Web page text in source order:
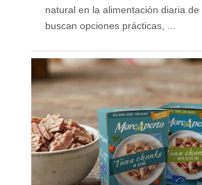
natural en la alimentación diaria de
buscan opciones prácticas, ...